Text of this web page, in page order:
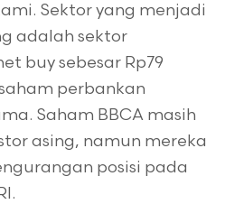
Sektor yang menjadi
adalah sektor
buy sebesar Rp79
perbankan
Saham BBCA masih
asing, namun mereka
posisi pada